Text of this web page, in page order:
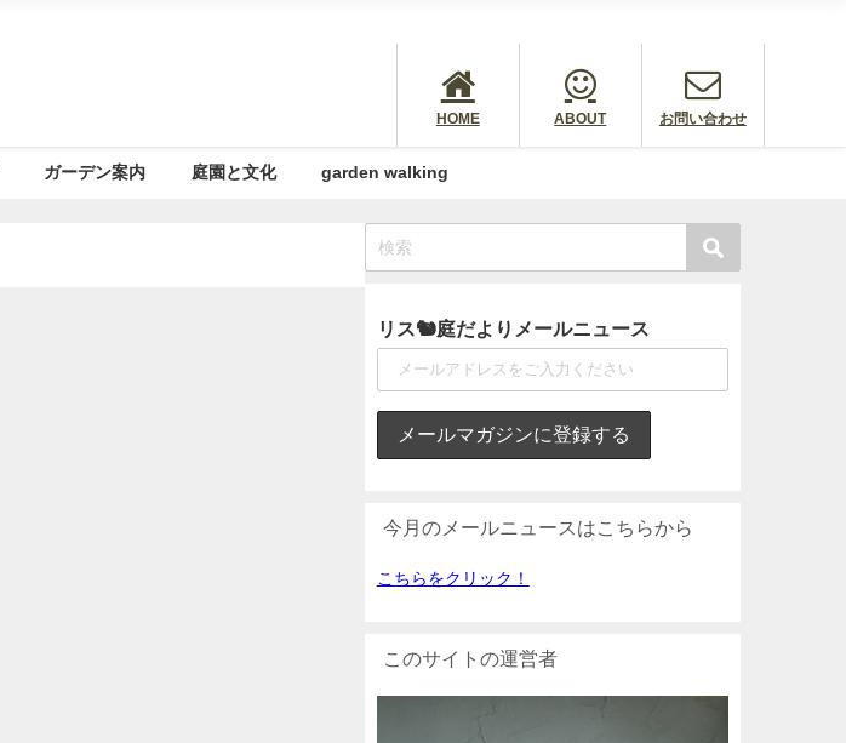
HOME ABOUT お問い合わせ
ガーデン案内 庭園と文化 garden walking
リス🐿庭だよりメールニュース
今月のメールニュースはこちらから
こちらをクリック！
このサイトの運営者